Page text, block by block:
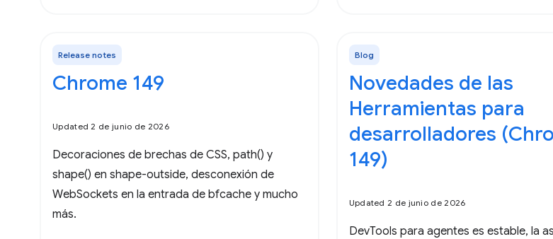
Release notes
Chrome 149
Updated 2 de junio de 2026
Decoraciones de brechas de CSS, path() y
shape() en shape-outside, desconexión de
WebSockets en la entrada de bfcache y mucho
más.
Blog
Novedades de las
Herramientas para
desarrolladores
149)
Updated 2 de junio de 2026
DevTools para agentes es estable, la